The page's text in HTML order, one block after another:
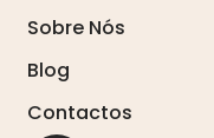
Sobre Nós
Blog
Contactos